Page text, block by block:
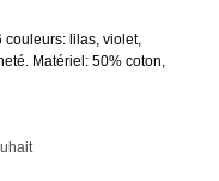
lilas, violet,
Matériel: 50% coton,